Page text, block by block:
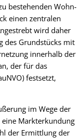
bestehenden Wohn-
einen zentralen
wird daher
des Grundstücks mit
innerhalb der
der für das
festsetzt,
im Wege der
Markterkundung
der Ermittlung der